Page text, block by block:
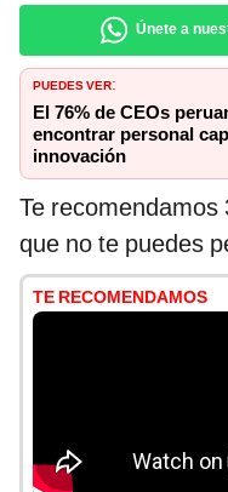
Únete a
PUEDES VER:
El 76% de CEOs
encontrar personal
innovación
Te
que no te puedes
TE RECOMENDAMOS